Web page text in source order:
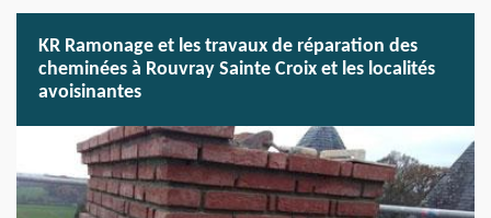
KR Ramonage et les travaux de réparation des
cheminées à Rouvray Sainte Croix et les localités
avoisinantes